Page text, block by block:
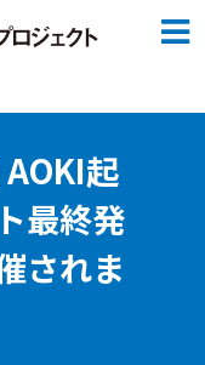
起
最終発
されま